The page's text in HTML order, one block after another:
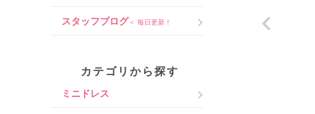
スタッフブログ＜ 毎日更新！
カテゴリから探す
ミニドレス